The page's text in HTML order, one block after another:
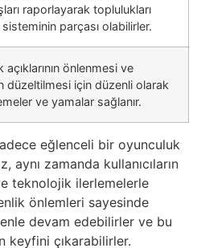
raporlayarak toplulukları
parçası olabilirler.
açıklarının önlenmesi ve
düzeltilmesi için düzenli olarak
ve yamalar sağlanır.
eğlenceli bir oyunculuk
aynı zamanda kullanıcıların
teknolojik ilerlemelerle
önlemleri sayesinde
devam edebilirler ve bu
keyfini çıkarabilirler.